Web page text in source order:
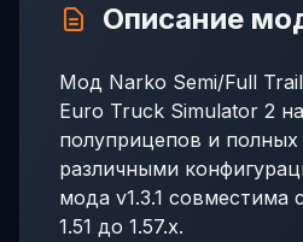
Описание
Мод Narko Semi/Full
Euro Truck Simulator 2
полуприцепов и
различными
мода v1.3.1 совместима
1.51 до 1.57.x.